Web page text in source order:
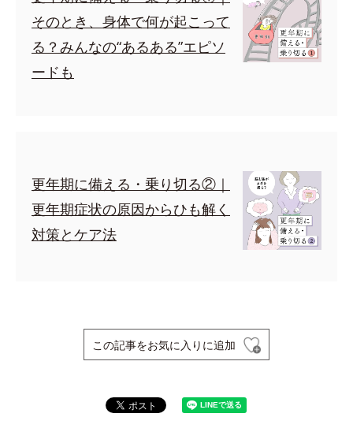
そのとき、身体で何が起こって
る？みんなの“あるある”エピソ
ードも
更年期に備える・乗り切る②｜
更年期症状の原因からひも解く
対策とケア法
この記事をお気に入りに追加